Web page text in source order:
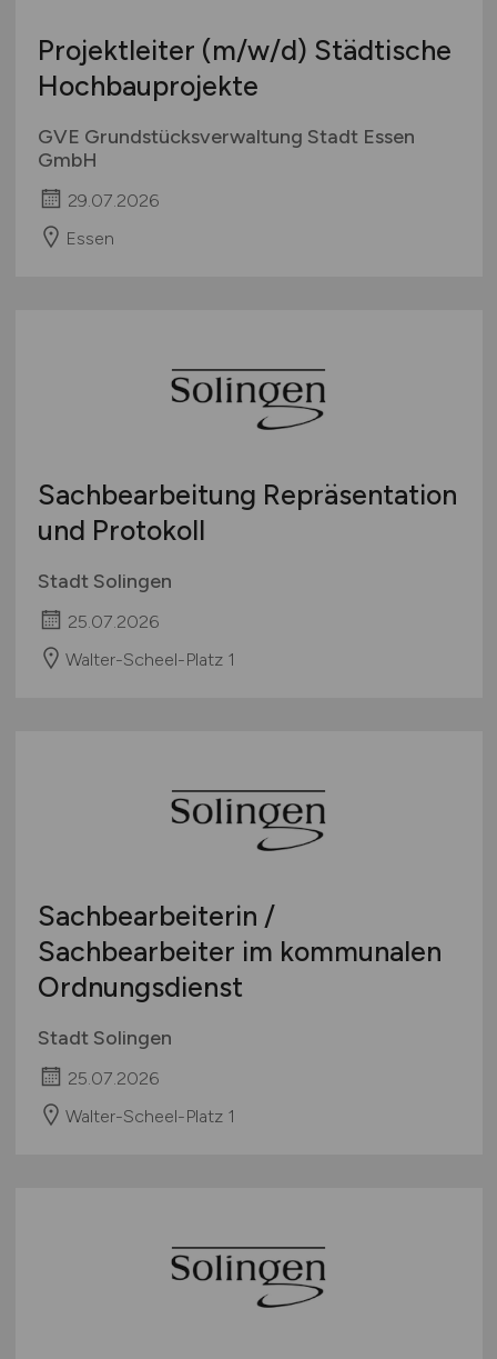
Projektleiter (m/w/d) Städtische
Hochbauprojekte
GVE Grundstücksverwaltung Stadt Essen
GmbH
29.07.2026
Essen
Sachbearbeitung Repräsentation
und Protokoll
Stadt Solingen
25.07.2026
Walter-Scheel-Platz 1
Sachbearbeiterin /
Sachbearbeiter im kommunalen
Ordnungsdienst
Stadt Solingen
25.07.2026
Walter-Scheel-Platz 1